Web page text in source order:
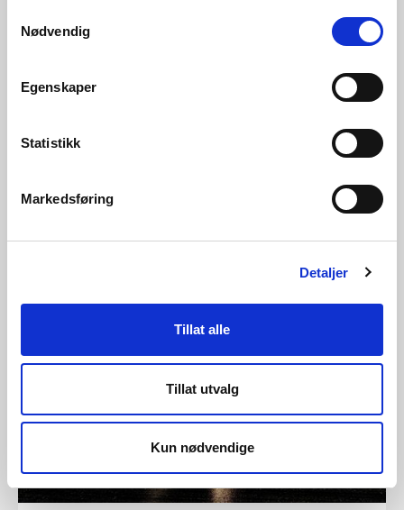
Nødvendig
Egenskaper
Statistikk
Markedsføring
Detaljer
Tillat alle
Tillat utvalg
Kun nødvendige
06.07.2026 | Nyheter - Konsesjon
Lede får bygge transformatorstasjon i